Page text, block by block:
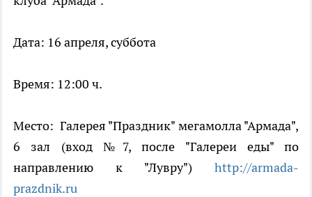
Дата: 16 апреля, суббота
Время: 12:00 ч.
Место: Галерея "Праздник" мегамолла "Армада",
6 зал (вход №7, после "Галереи еды" по
направлению к "Лувру") http://armada-
prazdnik.ru